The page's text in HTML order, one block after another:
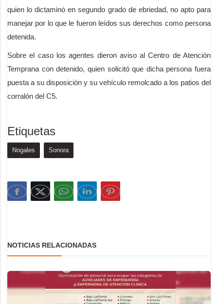
quien lo dictaminó en segundo grado de ebriedad, no apto para
manejar por lo que le fueron leídos sus derechos como persona
detenida.
Sobre el caso los agentes dieron aviso al Centro de Atención
Temprana con detenido, quien solicitó que dicha persona fuera
puesta a su disposición y su vehículo remolcado a los patios del
corralón del C5.
Etiquetas
Nogales Sonora
NOTICIAS RELACIONADAS